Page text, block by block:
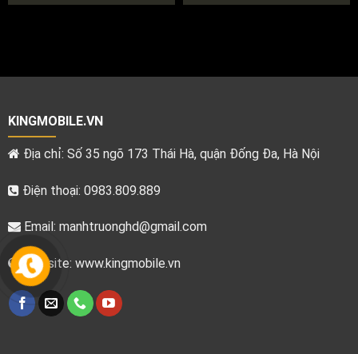
KINGMOBILE.VN
Địa chỉ: Số 35 ngõ 173 Thái Hà, quận Đống Đa, Hà Nội
Điện thoại: 0983.809.889
Email: manhtruonghd@gmail.com
Website: www.kingmobile.vn